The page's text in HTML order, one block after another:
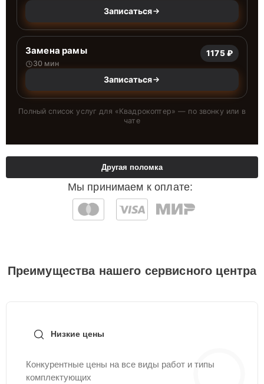
Записаться
Замена рамы
30 мин
1175 ₽
Записаться
Полный список услуг для «Квадрокоптер» — по звонку или в
чате
Мы принимаем к оплате:
Другая поломка
Преимущества нашего сервисного центра
Низкие цены
Конкурентные цены на все виды работ и типы
комплектующих